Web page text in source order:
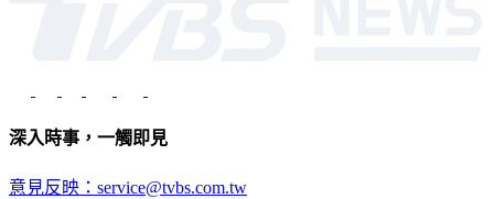
深入時事，一觸即見
意見反映：service@tvbs.com.tw